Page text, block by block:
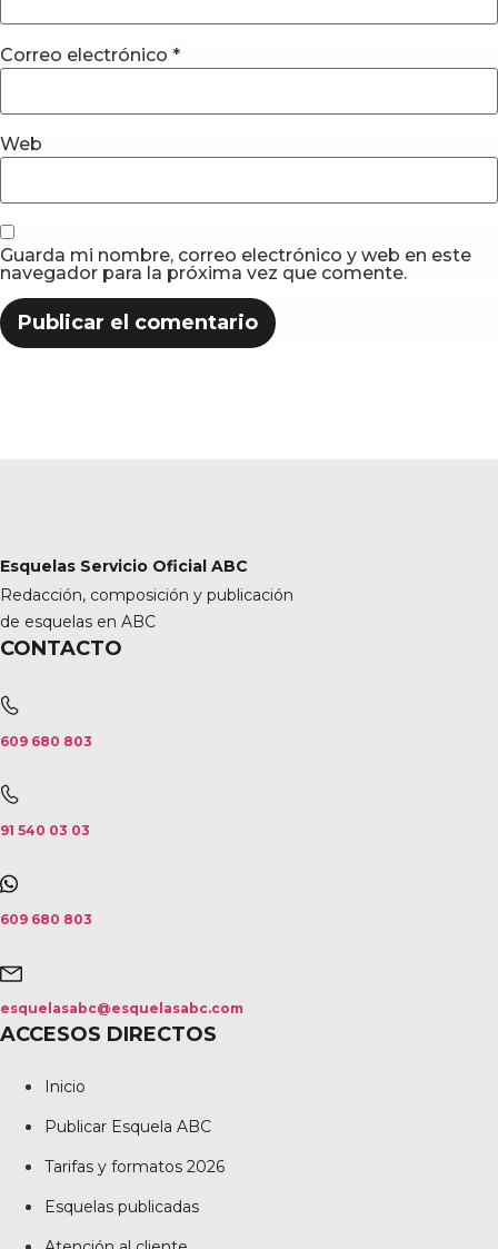
Correo electrónico *
Web
Guarda mi nombre, correo electrónico y web en este
navegador para la próxima vez que comente.
Esquelas Servicio Oficial ABC
Redacción, composición y publicación
de esquelas en ABC
CONTACTO
609 680 803
91 540 03 03
609 680 803
esquelasabc@esquelasabc.com
ACCESOS DIRECTOS
Inicio
Publicar Esquela ABC
Tarifas y formatos 2026
Esquelas publicadas